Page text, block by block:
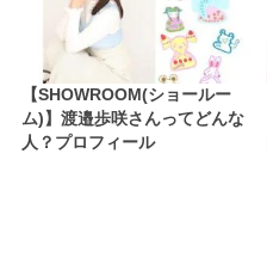
【SHOWROOM(ショールー
ム)】渡邉歩咲さんってどんな
人？プロフィール